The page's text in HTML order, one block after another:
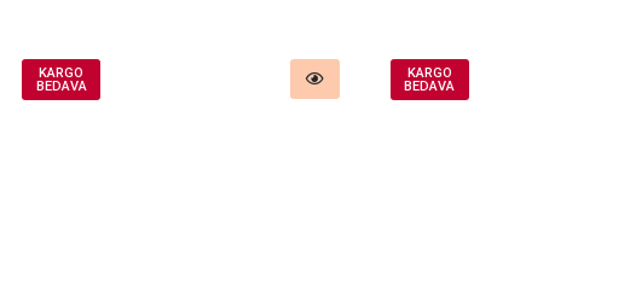
KARGO
BEDAVA
KARGO
BEDAVA